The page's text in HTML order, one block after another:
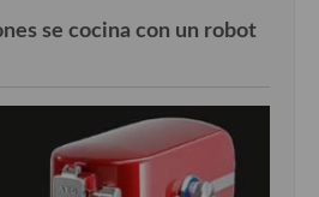
se cocina con un robot